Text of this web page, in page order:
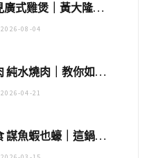
台北少見廣式雞煲｜黃大隆濃郁煲湯：經典提燈與溫體雞肉，熬夜修仙不如來喝湯！
2026-08-04
桃園燒肉 純水燒肉｜教你如何優惠吃日本A5和牛各種部位，私房菜誠意吃好吃滿
2026-04-21
林口美食 謀魚蝦也蠔｜這鍋太狂！「蟹老闆派對鍋」10多種海鮮浮誇上桌，壽星再送生食摩天輪！